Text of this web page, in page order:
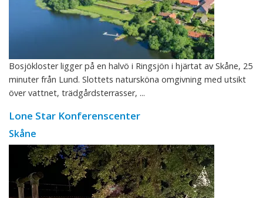
Bosjökloster ligger på en halvö i Ringsjön i hjärtat av Skåne, 25
minuter från Lund. Slottets natursköna omgivning med utsikt
över vattnet, trädgårdsterrasser, ...
Lone Star Konferenscenter
Skåne